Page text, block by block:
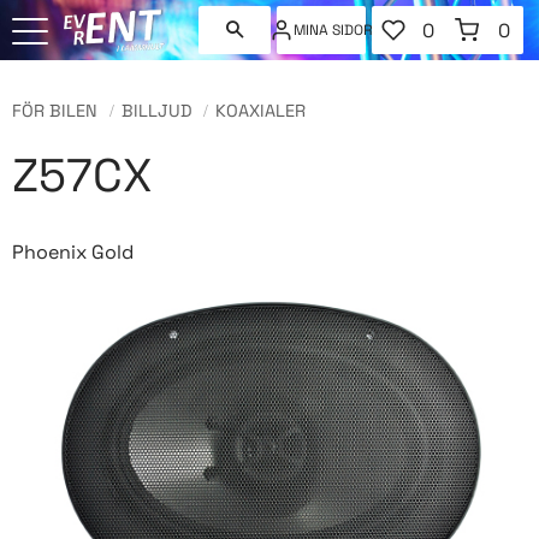
MINA SIDOR
FAVORITER
ANTAL
0
KUNDVAGN
0
FÖR BILEN BILLJUD KOAXIALER
Z57CX
Phoenix Gold